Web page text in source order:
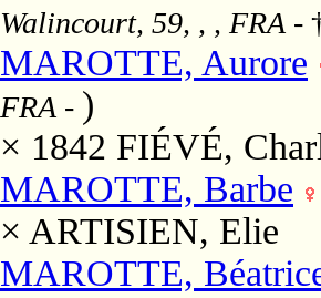
Walincourt, 59, , , FRA -
MAROTTE, Aurore
FRA - )
× 1842 FIÉVÉ,
MAROTTE, Barbe
× ARTISIEN, Elie
MAROTTE,